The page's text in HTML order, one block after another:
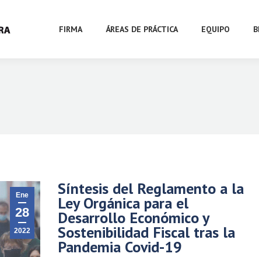
FIRMA ÁREAS DE PRÁCTICA EQUIPO
Ene
28
2022
Síntesis del Reglamento a la
Ley Orgánica para el
Desarrollo Económico y
Sostenibilidad Fiscal tras la
Pandemia Covid-19